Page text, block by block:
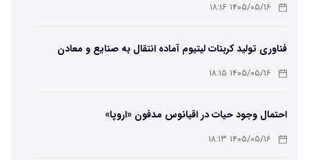
۱۴۰۵/۰۵/۱۶ ۱۸:۱۶
فناوری تولید کربنات لیتیوم آماده انتقال به صنایع و معادن
است۱۴۰۵/۰۵/۱۶ ۱۸:۱۵
احتمال وجود حیات در اقیانوس مدفون «اروپا»
۱۴۰۵/۰۵/۱۶ ۱۸:۱۳